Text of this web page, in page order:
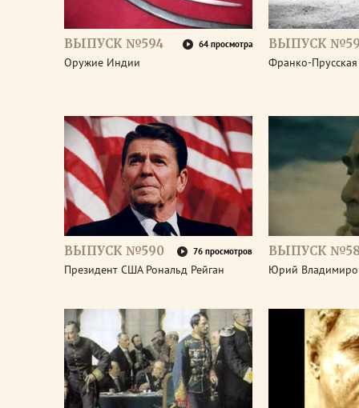
ВЫПУСК №594 64 просмотра
Оружие Индии
ВЫПУСК
Франко-
ВЫПУСК №590 76 просмотров
Президент США Рональд Рейган
ВЫПУСК
Юрий